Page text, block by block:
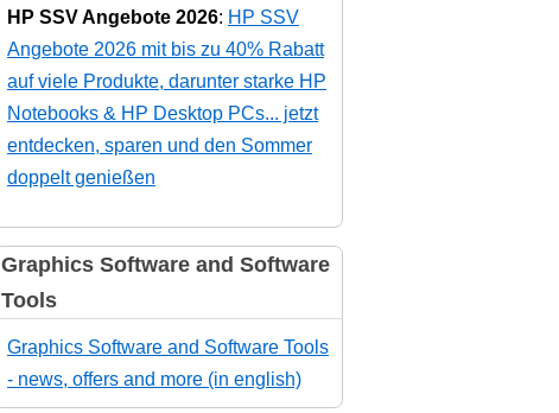
HP SSV Angebote 2026: HP SSV
Angebote 2026 mit bis zu 40% Rabatt
auf viele Produkte, darunter starke HP
Notebooks & HP Desktop PCs... jetzt
entdecken, sparen und den Sommer
doppelt genießen
Graphics Software and Software
Tools
Graphics Software and Software Tools
- news, offers and more (in english)